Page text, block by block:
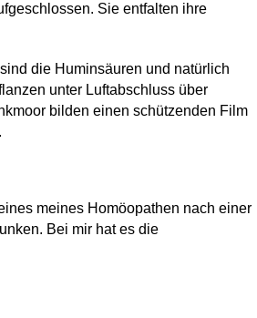
Sie entfalten ihre
die Huminsäuren und natürlich
unter Luftabschluss über
bilden einen schützenden Film
meines Homöopathen nach einer
Bei mir hat es die